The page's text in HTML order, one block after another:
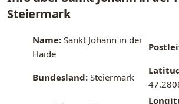
Steiermark
Name: Sankt Johann in der
Haide
Bundesland: Steiermark